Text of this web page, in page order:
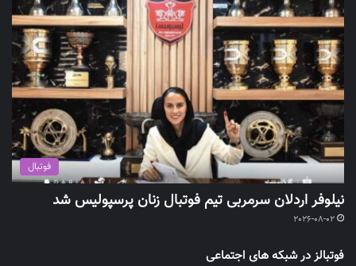
فوتبال
نیلوفر اردلان سرمربی تیم فوتبال زنان پرسپولیس شد
2026-08-02
فوتبالز در شبکه های اجتماعی